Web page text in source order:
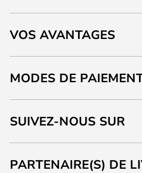
VOS AVANTAGES
MODES DE
SUIVEZ-NOUS SUR
PARTENAIRE(S) DE